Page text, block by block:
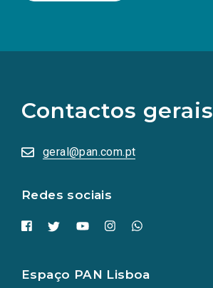
Contactos gerais
geral@pan.com.pt
Redes sociais
redes
sociais
numa
nova
Espaço PAN Lisboa